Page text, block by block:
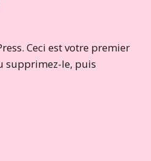
Ceci est votre premier
supprimez-le, puis